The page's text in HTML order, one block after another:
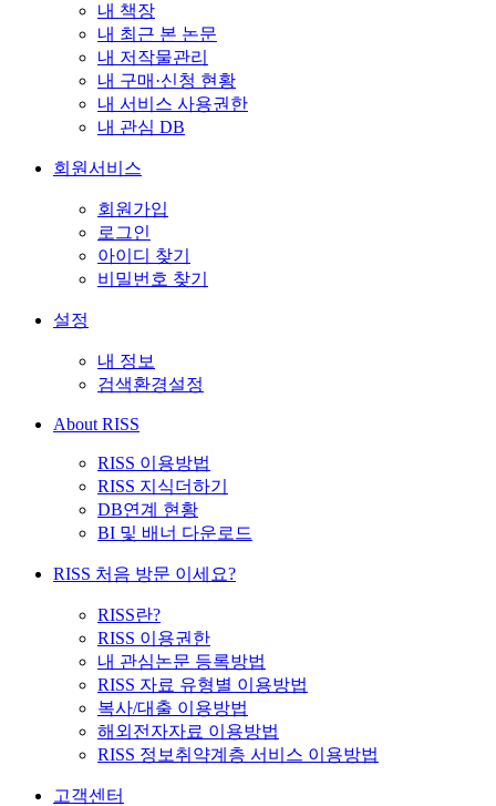
내 책장
내 최근 본 논문
내 저작물관리
내 구매·신청 현황
내 서비스 사용권한
내 관심 DB
회원서비스
회원가입
로그인
아이디 찾기
비밀번호 찾기
설정
내 정보
검색환경설정
About RISS
RISS 이용방법
RISS 지식더하기
DB연계 현황
BI 및 배너 다운로드
RISS 처음 방문 이세요?
RISS란?
RISS 이용권한
내 관심논문 등록방법
RISS 자료 유형별 이용방법
복사/대출 이용방법
해외전자자료 이용방법
RISS 정보취약계층 서비스 이용방법
고객센터